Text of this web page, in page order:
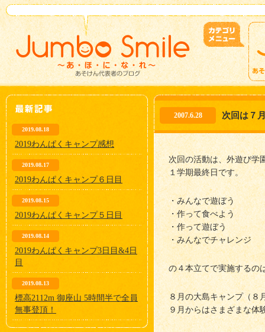
2019.08.18
2019わんぱくキャンプ感想
2019.08.17
2019わんぱくキャンプ６日目
2019.08.15
2019わんぱくキャンプ５日目
2019.08.14
2019わんぱくキャンプ3日目&4日
目
2019.08.13
標高2112m 御座山 5時間半で全員
無事登頂！
2007.6.28 次回は７
次回の活動は、外遊び学
１学期最終日です。
・みんなで遊ぼう
・作って食べよう
・作って遊ぼう
・みんなでチャレンジ
の４本立てで実施するの
８月の大島キャンプ（８
９月からはさまざまな体